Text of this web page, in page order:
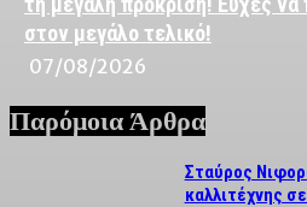
στον μεγάλο τελικό!
07/08/2026
Παρόμοια Άρθρα
Σταύρος
καλλιτέχνης